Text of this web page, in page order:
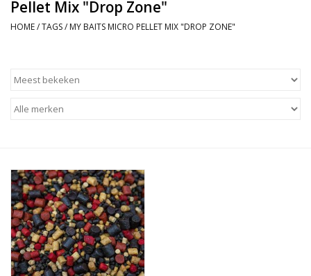
Boilies & Additieven
Range
Cadeaubon
Summer Deals
Pellet Mix "Drop Zone"
HOME/TAGS/ MY BAITS MICRO PELLET MIX "DROP ZONE"